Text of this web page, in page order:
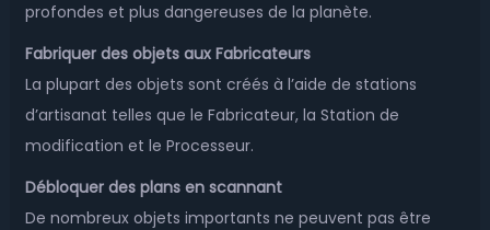
profondes et plus dangereuses de la planète.
Fabriquer des objets aux Fabricateurs
La plupart des objets sont créés à l’aide de stations
d’artisanat telles que le Fabricateur, la Station de
modification et le Processeur.
Débloquer des plans en scannant
De nombreux objets importants ne peuvent pas être